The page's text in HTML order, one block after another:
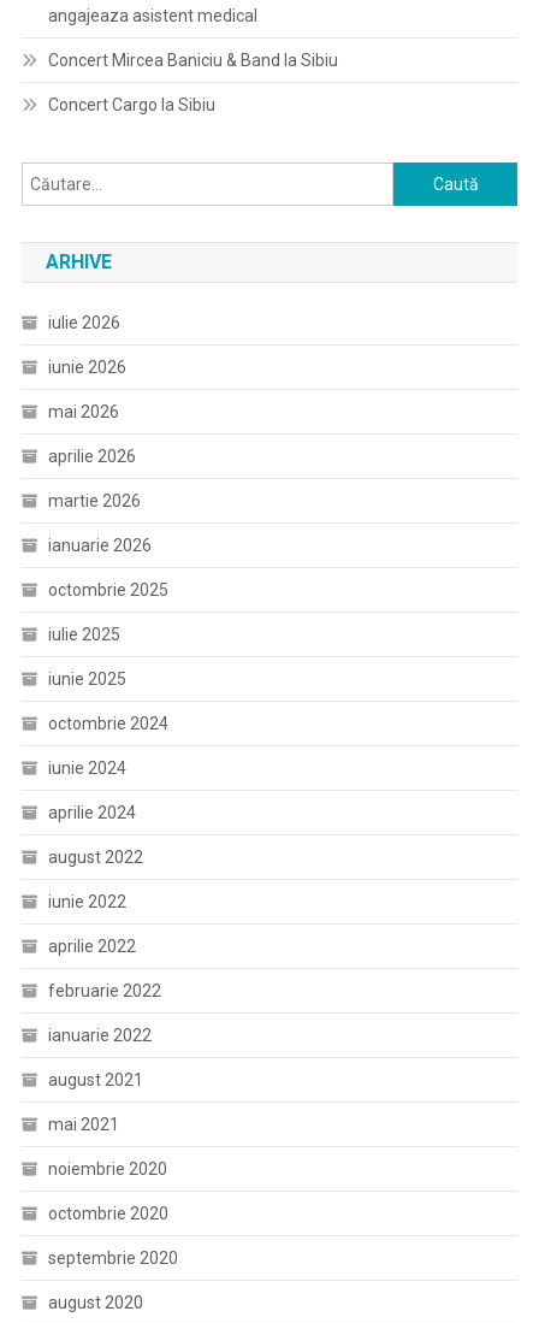
angajeaza asistent medical
Concert Mircea Baniciu & Band la Sibiu
Concert Cargo la Sibiu
Caută
după:
ARHIVE
iulie 2026
iunie 2026
mai 2026
aprilie 2026
martie 2026
ianuarie 2026
octombrie 2025
iulie 2025
iunie 2025
octombrie 2024
iunie 2024
aprilie 2024
august 2022
iunie 2022
aprilie 2022
februarie 2022
ianuarie 2022
august 2021
mai 2021
noiembrie 2020
octombrie 2020
septembrie 2020
august 2020